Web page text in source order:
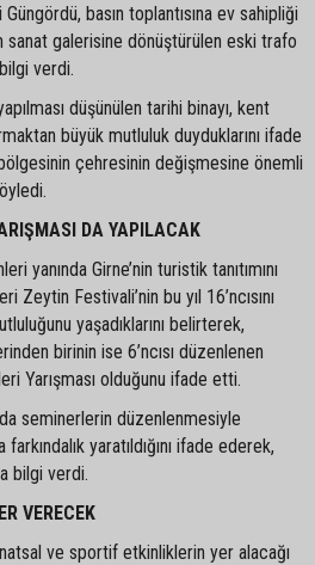
basın toplantısına ev sahipliği
sanat galerisine dönüştürülen eski trafo
bilgi verdi.
düşünülen tarihi binayı, kent
büyük mutluluk duyduklarını ifade
çehresinin değişmesine önemli
DA YAPILACAK
yanında Girne’nin turistik tanıtımını
Zeytin Festivali’nin bu yıl 16’ncısını
yaşadıklarını belirterek,
birinin ise 6’ncısı düzenlenen
Yarışması olduğunu ifade etti.
seminerlerin düzenlenmesiyle
yaratıldığını ifade ederek,
bilgi verdi.
VERECEK
ve sportif etkinliklerin yer alacağı